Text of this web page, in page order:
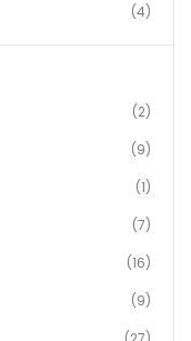
4
2
9
1
7
16
9